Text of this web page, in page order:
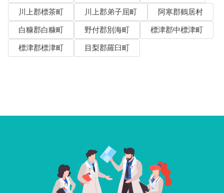
川上郡標茶町
川上郡弟子屈町
阿寒郡鶴居村
白糠郡白糠町
野付郡別海町
標津郡中標津町
標津郡標津町
目梨郡羅臼町